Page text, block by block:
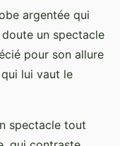
argentée qui
doute un spectacle
pour son allure
lui vaut le
spectacle tout